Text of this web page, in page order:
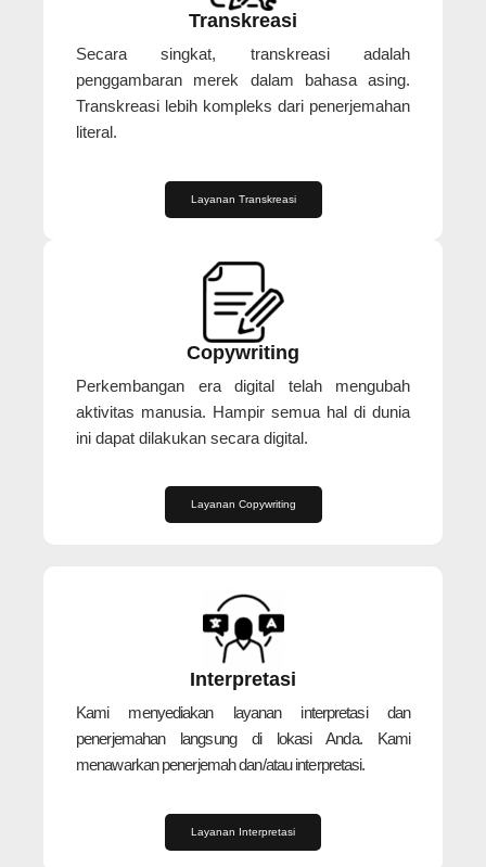
Transkreasi
Secara singkat, transkreasi adalah
penggambaran merek dalam bahasa asing.
Transkreasi lebih kompleks dari penerjemahan
literal.
Layanan Transkreasi
Copywriting
Perkembangan era digital telah mengubah
aktivitas manusia. Hampir semua hal di dunia
ini dapat dilakukan secara digital.
Layanan Copywriting
Interpretasi
Kami menyediakan layanan interpretasi dan
penerjemahan langsung di lokasi Anda. Kami
menawarkan penerjemah dan/atau interpretasi.
Layanan Interpretasi